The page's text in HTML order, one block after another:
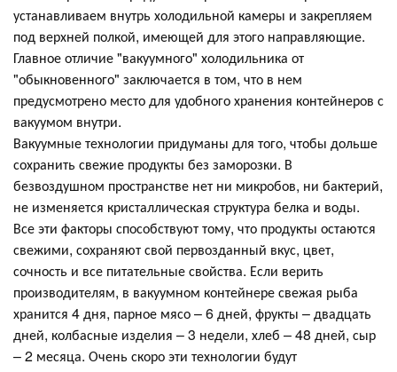
устанавливаем внутрь холодильной камеры и закрепляем
под верхней полкой, имеющей для этого направляющие.
Главное отличие "вакуумного" холодильника от
"обыкновенного" заключается в том, что в нем
предусмотрено место для удобного хранения контейнеров с
вакуумом внутри.
Вакуумные технологии придуманы для того, чтобы дольше
сохранить свежие продукты без заморозки. В
безвоздушном пространстве нет ни микробов, ни бактерий,
не изменяется кристаллическая структура белка и воды.
Все эти факторы способствуют тому, что продукты остаются
свежими, сохраняют свой первозданный вкус, цвет,
сочность и все питательные свойства. Если верить
производителям, в вакуумном контейнере свежая рыба
хранится 4 дня, парное мясо – 6 дней, фрукты – двадцать
дней, колбасные изделия – 3 недели, хлеб – 48 дней, сыр
– 2 месяца. Очень скоро эти технологии будут